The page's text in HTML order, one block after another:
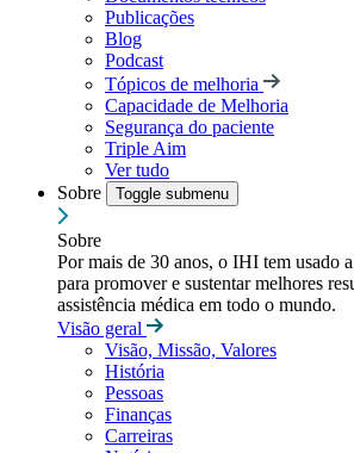
Publicações
Blog
Podcast
Tópicos de melhoria
Capacidade de Melhoria
Segurança do paciente
Triple Aim
Ver tudo
Sobre
Toggle submenu
Sobre
Por mais de 30 anos, o IHI tem usado
para promover e sustentar melhores
assistência médica em todo o mundo.
Visão geral
Visão, Missão, Valores
História
Pessoas
Finanças
Carreiras